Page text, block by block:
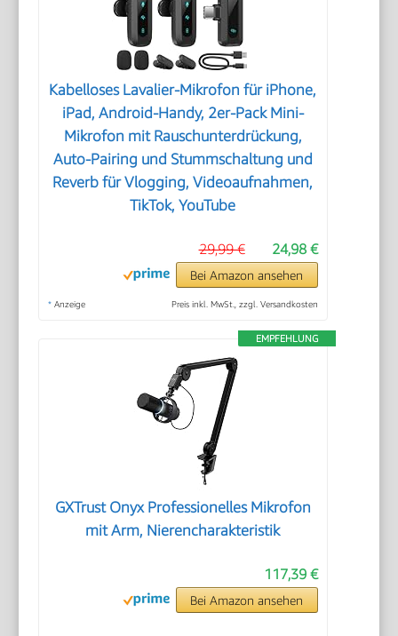
Kabelloses Lavalier-Mikrofon für iPhone,
iPad, Android-Handy, 2er-Pack Mini-
Mikrofon mit Rauschunterdrückung,
Auto-Pairing und Stummschaltung und
Reverb für Vlogging, Videoaufnahmen,
TikTok, YouTube
24,98 €
29,99 €
Bei Amazon ansehen
* Anzeige Preis inkl. MwSt., zzgl. Versandkosten
EMPFEHLUNG
GXTrust Onyx Professionelles Mikrofon
mit Arm, Nierencharakteristik
117,39 €
Bei Amazon ansehen